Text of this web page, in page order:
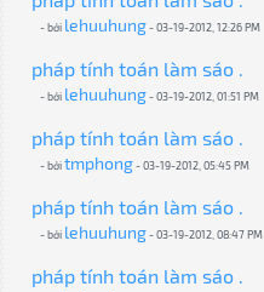
- bởi lehuuhung- 03-19-2012, 12:26 PM
pháp tính toán làm sáo .
- bởi lehuuhung- 03-19-2012, 01:51 PM
pháp tính toán làm sáo .
- bởitmphong- 03-19-2012, 05:45 PM
pháp tính toán làm sáo .
- bởi lehuuhung- 03-19-2012, 08:47 PM
pháp tính toán làm sáo .